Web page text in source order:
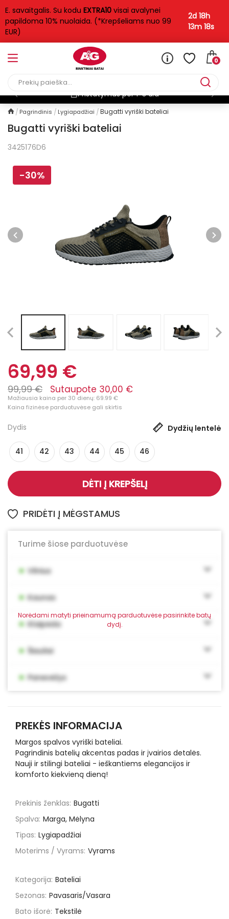
E. savaitgalis. Su kodu EXTRA10 visai avalynei
papildoma 10% nuolaida. (*Krepšeliams nuo 99
EUR)
2d 18h
13m 18s
0
Pristatymas per 1-3 d.d
Pagrindinis Lygiapadžiai Bugatti vyriški bateliai
Bugatti vyriški bateliai
3425176D6
-30%
69,99 €
99,99 € Sutaupote 30,00 €
Mažiausia kaina per 30 dienų: 69.99 €
Kaina fizinėse parduotuvėse gali skirtis
Dydis Dydžių lentelė
41 42 43 44 45 46
DĖTI Į KREPŠELĮ
PRIDĖTI Į MĖGSTAMUS
Turime šiose parduotuvėse
Norėdami matyti prieinamumą parduotuvėse pasirinkite batų
dydį.
• Vilnius
• Kaunas
• Klaipėda
• Šiauliai
• Panevėžys
PREKĖS INFORMACIJA
Margos spalvos vyriški bateliai.
Pagrindinis batelių akcentas padas ir įvairios detalės.
Nauji ir stilingi bateliai - ieškantiems elegancijos ir
komforto kiekvieną dieną!
Prekinis ženklas: Bugatti
Spalva: Marga, Mėlyna
Tipas: Lygiapadžiai
Moterims / Vyrams: Vyrams
Kategorija: Bateliai
Sezonas: Pavasaris/Vasara
Bato išorė: Tekstilė